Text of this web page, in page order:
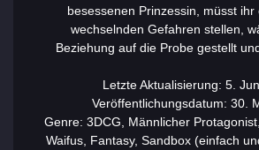
besessenen Prinzessin, müsst ihr
wechselnden Gefahren stellen,
Beziehung auf die Probe gestellt
Letzte Aktualisierung: 5.
Veröffentlichungsdatum: 30.
Genre: 3DCG, Männlicher
Waifus, Fantasy, Sandbox (einfach